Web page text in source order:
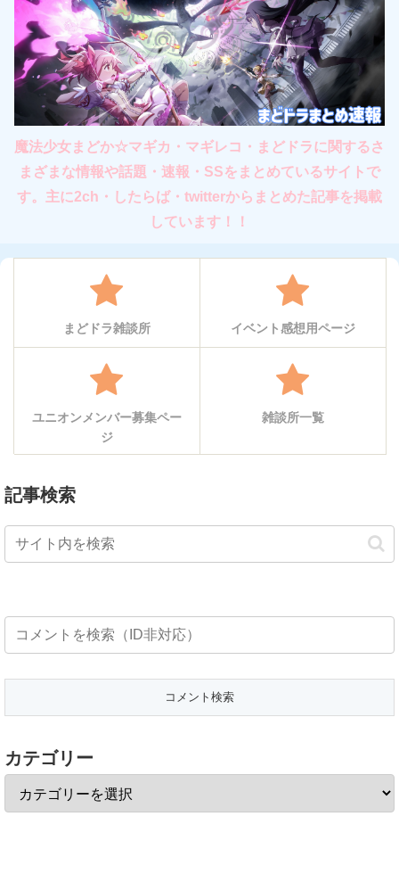
魔法少女まどか☆マギカ・マギレコ・まどドラに関するさ
まざまな情報や話題・速報・SSをまとめているサイトで
す。主に2ch・したらば・twitterからまとめた記事を掲載
しています！！
まどドラ雑談所 イベント感想用ページ
ユニオンメンバー募集ペー
ジ
雑談所一覧
記事検索
カテゴリー